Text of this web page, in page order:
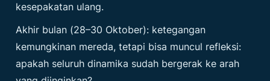
kesepakatan ulang.
Akhir bulan (28–30 Oktober): ketegangan
kemungkinan mereda, tetapi bisa muncul refleksi:
apakah seluruh dinamika sudah bergerak ke arah